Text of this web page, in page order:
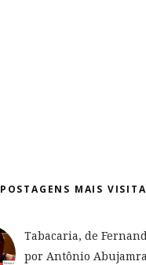
POSTAGENS MAIS
Tabacaria, de
por Antônio